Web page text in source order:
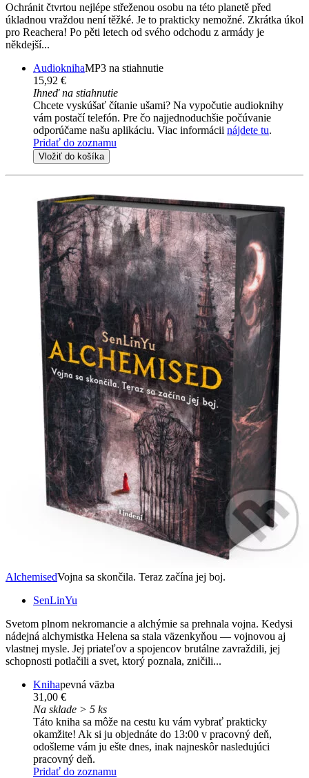
Ochránit čtvrtou nejlépe střeženou osobu na této planetě před
úkladnou vraždou není těžké. Je to prakticky nemožné. Zkrátka úkol
pro Reachera! Po pěti letech od svého odchodu z armády je
někdejší...
AudioknihaMP3 na stiahnutie
15,92 €
Ihneď na stiahnutie
Chcete vyskúšať čítanie ušami? Na vypočutie audioknihy
vám postačí telefón. Pre čo najjednoduchšie počúvanie
odporúčame našu aplikáciu. Viac informácii nájdete tu.
Pridať do zoznamu
Vložiť do košíka
AlchemisedVojna sa skončila. Teraz začína jej boj.
SenLinYu
Svetom plnom nekromancie a alchýmie sa prehnala vojna. Kedysi
nádejná alchymistka Helena sa stala väzenkyňou — vojnovou aj
vlastnej mysle. Jej priateľov a spojencov brutálne zavraždili, jej
schopnosti potlačili a svet, ktorý poznala, zničili...
Knihapevná väzba
31,00 €
Na sklade > 5 ks
Táto kniha sa môže na cestu ku vám vybrať prakticky
okamžite! Ak si ju objednáte do 13:00 v pracovný deň,
odošleme vám ju ešte dnes, inak najneskôr nasledujúci
pracovný deň.
Pridať do zoznamu